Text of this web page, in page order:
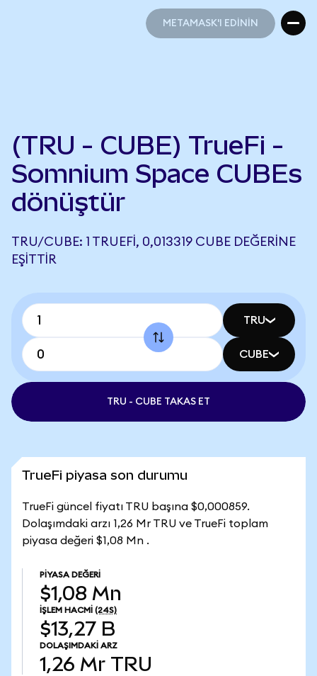
METAMASK'I EDİNİN
(TRU - CUBE) TrueFi -
Somnium Space CUBEs
dönüştür
TRU/CUBE: 1 TRUEFI, 0,013319 CUBE DEĞERINE
EŞITTIR
TRU
CUBE
TRU - CUBE TAKAS ET
TrueFi piyasa son durumu
TrueFi güncel fiyatı TRU başına $0,000859.
Dolaşımdaki arzı 1,26 Mr TRU ve TrueFi toplam
piyasa değeri $1,08 Mn .
PIYASA DEĞERI
$1,08 Mn
İŞLEM HACMI (24S)
$13,27 B
DOLAŞIMDAKI ARZ
1,26 Mr TRU